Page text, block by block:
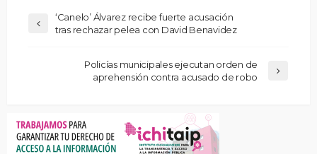
‘Canelo’ Álvarez recibe fuerte acusación
tras rechazar pelea con David Benavidez
Policías municipales ejecutan orden de
aprehensión contra acusado de robo